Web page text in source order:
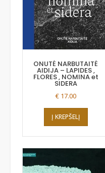
ONUTĖ NARBUTAITĖ
AIDIJA – LAPIDES ,
FLORES , NOMINA et
SIDERA
€ 17.00
Į KREPŠELĮ